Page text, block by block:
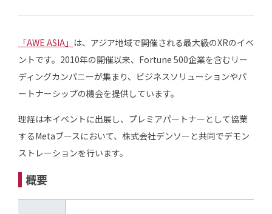
「AWE ASIA」 は、アジア地域で開催される最大級のXRのイベ
ントです。2010年の開催以来、Fortune 500企業を含むリー
ディングカンパニーが集まり、ビジネスソリューションやパ
ートナーシップの機会を提供しています。
理経は本イベントに出展し、プレミアパートナーとして協業
するMetaブースにおいて、株式会社デンソーと共同でデモン
ストレーションを行います。
概要